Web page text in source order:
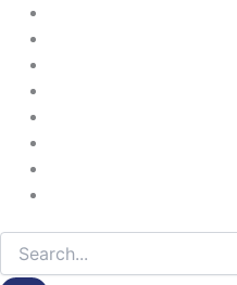
Zum
Inhalt
springen
Der
1975
(PDF-
Version)
Menge